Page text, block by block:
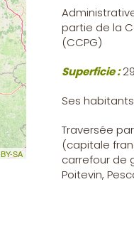
SA
partie de la
(CCPG)
Superficie :
Ses
Traversée
(capitale
carrefour de
Poitevin,